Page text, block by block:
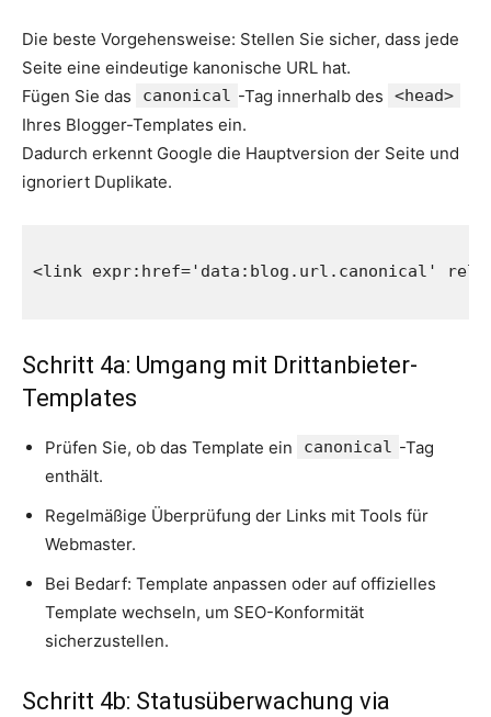
Die beste Vorgehensweise: Stellen Sie sicher, dass jede
Seite eine eindeutige kanonische URL hat.
Fügen Sie das
canonical -Tag innerhalb des <head>
Ihres Blogger-Templates ein.
Dadurch erkennt Google die Hauptversion der Seite und
ignoriert Duplikate.
<link expr:href='data:blog.url.canonical'
Schritt 4a: Umgang mit Drittanbieter-
Templates
Prüfen Sie, ob das Template ein canonical -Tag
enthält.
Regelmäßige Überprüfung der Links mit Tools für
Webmaster.
Bei Bedarf: Template anpassen oder auf offizielles
Template wechseln, um SEO-Konformität
sicherzustellen.
Schritt 4b: Statusüberwachung via